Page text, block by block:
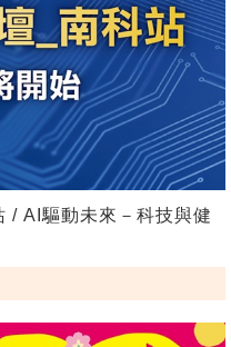
/ AI驅動未來－科技與健